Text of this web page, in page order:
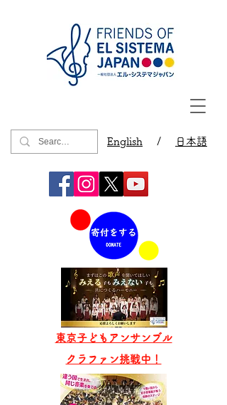
English / 日本語
東京子どもアンサンブル
​クラファン挑戦中！